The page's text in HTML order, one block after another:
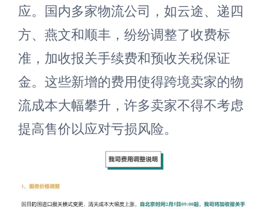
应。国内多家物流公司，如云途、递四
方、燕文和顺丰，纷纷调整了收费标
准，加收报关手续费和预收关税保证
金。这些新增的费用使得跨境卖家的物
流成本大幅攀升，许多卖家不得不考虑
提高售价以应对亏损风险。